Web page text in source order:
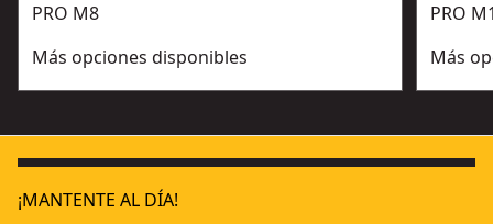
PRO M8
Más opciones disponibles
PRO
Más
¡MANTENTE AL DÍA!